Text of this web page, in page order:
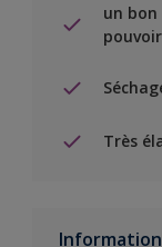
un
Très